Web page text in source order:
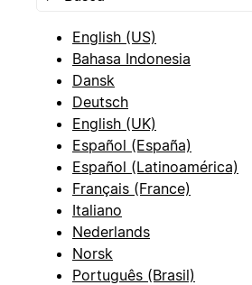
English (US)
Bahasa Indonesia
Dansk
Deutsch
English (UK)
Español (España)
Español (Latinoamérica)
Français (France)
Italiano
Nederlands
Norsk
Português (Brasil)